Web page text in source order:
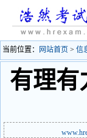
当前位置： 网站首页 > 信
有理有